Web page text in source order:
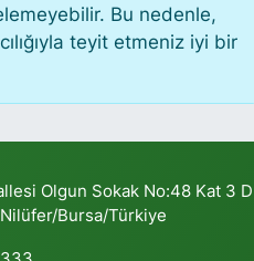
Bu nedenle,
teyit etmeniz iyi bir
Olgun Sokak No:48 Kat 3 D
Nilüfer/Bursa/Türkiye